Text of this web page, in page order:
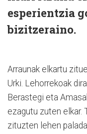
esperientzia
bizitzeraino.
Arraunak elkartu
Urki. Lehorrekoak
Berastegi eta
ezagutu zuten elkar.
zituzten lehen